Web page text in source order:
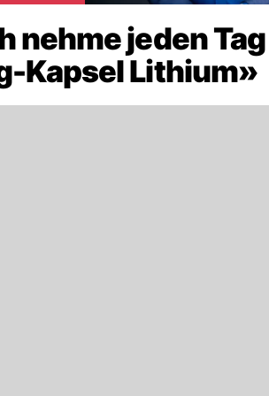
nehme jeden
Kapsel Lithium»